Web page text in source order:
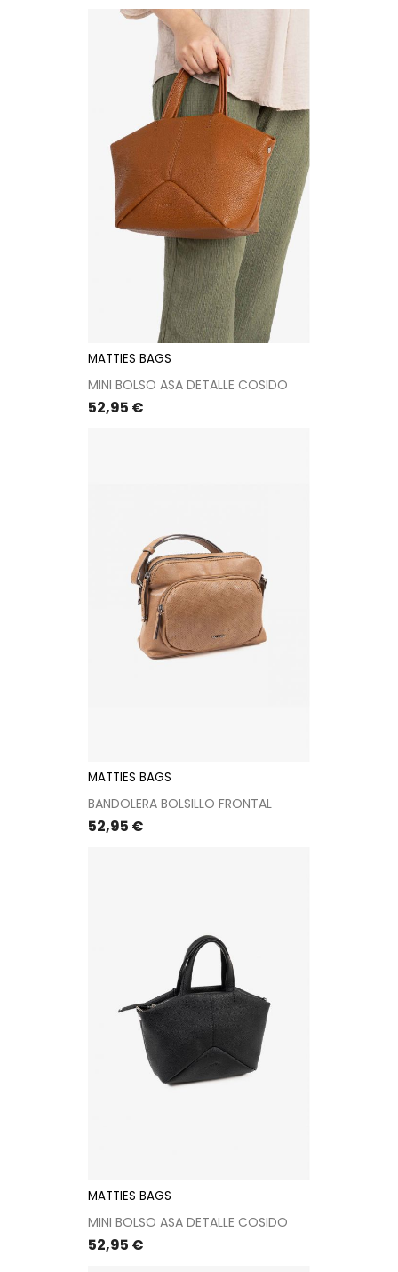
MATTIES BAGS
MINI BOLSO ASA DETALLE COSIDO
Precio
52,95 €
MATTIES BAGS
BANDOLERA BOLSILLO FRONTAL
Precio
52,95 €
MATTIES BAGS
MINI BOLSO ASA DETALLE COSIDO
Precio
52,95 €